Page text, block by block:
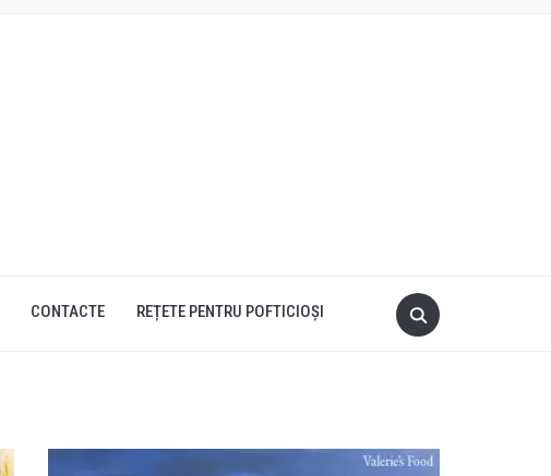
CONTACTE REȚETE PENTRU POFTICIOȘI